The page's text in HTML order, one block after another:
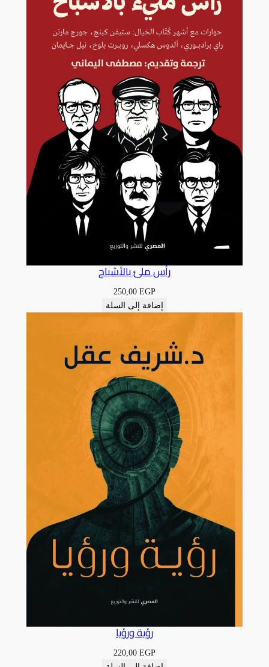
رأس ملئ بالأشباح
250,00 EGP
إضافة إلى السلة
رؤية ورؤيا
220,00 EGP